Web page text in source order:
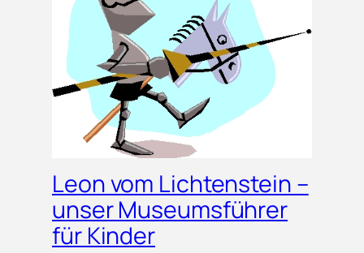
Leon vom Lichtenstein –
unser Museumsführer
für Kinder